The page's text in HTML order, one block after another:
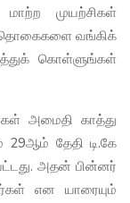
முயற்சிகள்
தொகைகளை வங்கிக்
கொள்ளுங்கள்
அமைதி காத்து
தேதி டி.கே
அதன் பின்னர்
என யாரையும்